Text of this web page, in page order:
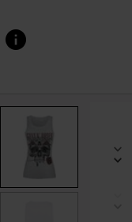
www.emp-
327776.html